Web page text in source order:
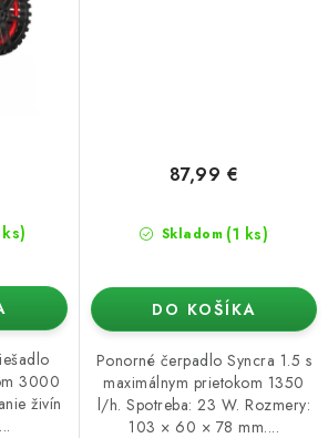
3000
živín
Skladom (1 ks)
87,99 €
DO KOŠÍKA
Ponorné čerpadlo Syncra 1.5 s
maximálnym prietokom 1350
l/h. Spotreba: 23 W. Rozmery:
103 × 60 × 78 mm....